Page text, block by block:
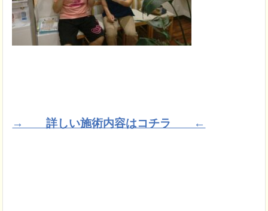
→ 詳しい施術内容はコチラ ←